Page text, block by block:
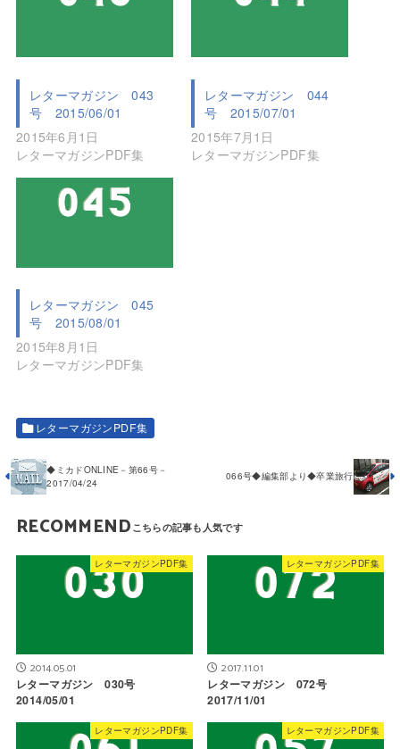
レターマガジン 043
号 2015/06/01
2015年6月1日
レターマガジンPDF集
レターマガジン 044
号 2015/07/01
2015年7月1日
レターマガジンPDF集
レターマガジン 045
号 2015/08/01
2015年8月1日
レターマガジンPDF集
レターマガジンPDF集
066号◆編集部より◆卒業旅行
◆ミカドONLINE－第66号－
2017/04/24
RECOMMEND
レターマガジンPDF集
2014.05.01
レターマガジン 030号
2014/05/01
レターマガジンPDF集
2017.11.01
レターマガジン 072号
2017/11/01
レターマガジンPDF集 レターマガジンPDF集